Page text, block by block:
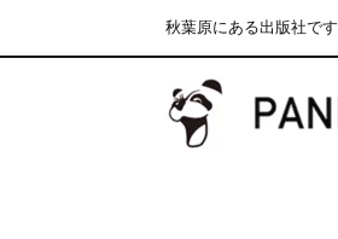
秋葉原にある出版社です